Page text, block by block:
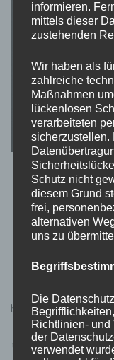
Das
von
Körper. Es lernt, es
was wir sehen,
unsere Seele ruht
informieren.
mittels dieser
zustehenden
Wir haben als
zahlreiche
Maßnahmen
lückenlosen
verarbeiteten
sicherzustellen.
Schutz nicht
diesem Grund
frei,
alternativen
uns zu
Die
Richtlinien- und
der
verwendet